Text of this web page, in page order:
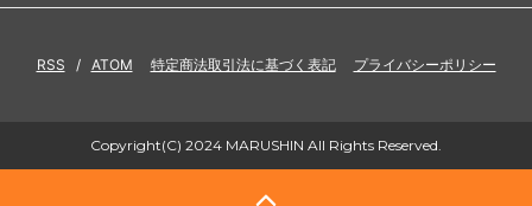
RSS / ATOM 特定商法取引法に基づく表記 プライバシーポリシー
Copyright(C) 2024 MARUSHIN All Rights Reserved.